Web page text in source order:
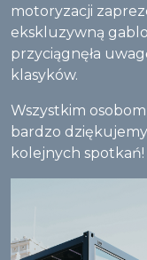
motoryzacji
ekskluzywną
przyciągnęła
klasyków.
Wszystkim
bardzo
kolejnych spotkań!